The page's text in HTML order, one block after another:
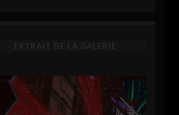
EXTRAIT DE LA GALERIE